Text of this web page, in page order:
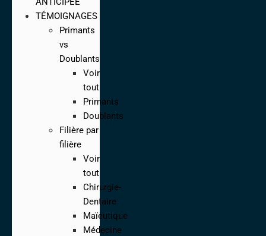
TÉMOIGNAGES
Primants
vs
Doublants
Voir
tout
Primants
Doublants
Filière par
filière
Voir
tout
Chirurgie-
Dentaire
Maïeutique
Médecine